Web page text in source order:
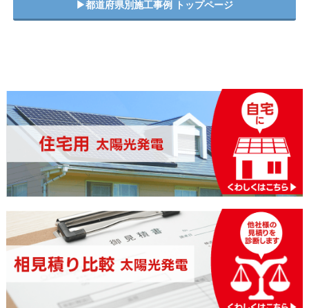
▶︎都道府県別施工事例 トップページ